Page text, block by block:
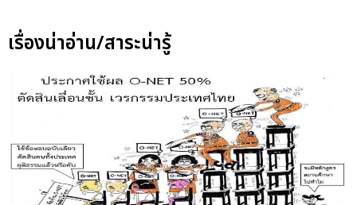
เรื่องน่าอ่าน/สาระน่ารู้